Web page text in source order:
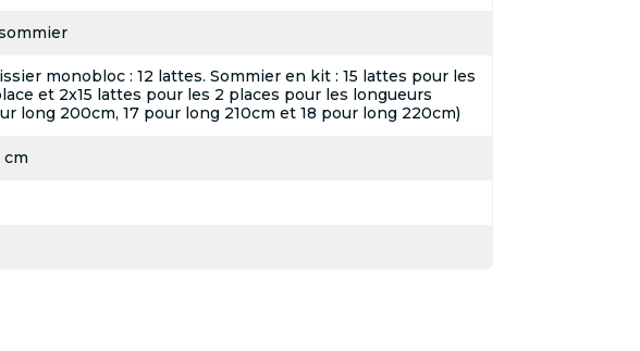
monobloc : 12 lattes. Sommier en kit : 15 lattes pour les
et 2x15 lattes pour les 2 places pour les longueurs
long 200cm, 17 pour long 210cm et 18 pour long 220cm)
cm